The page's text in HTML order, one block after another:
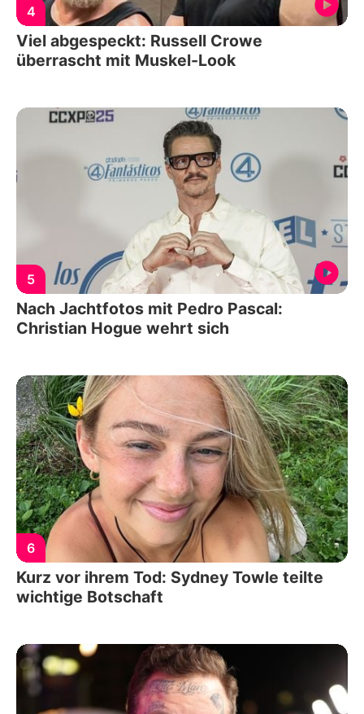
4
Viel abgespeckt: Russell Crowe
überrascht mit Muskel-Look
5
Nach Jachtfotos mit Pedro Pascal:
Christian Hogue wehrt sich
6
Kurz vor ihrem Tod: Sydney Towle teilte
wichtige Botschaft